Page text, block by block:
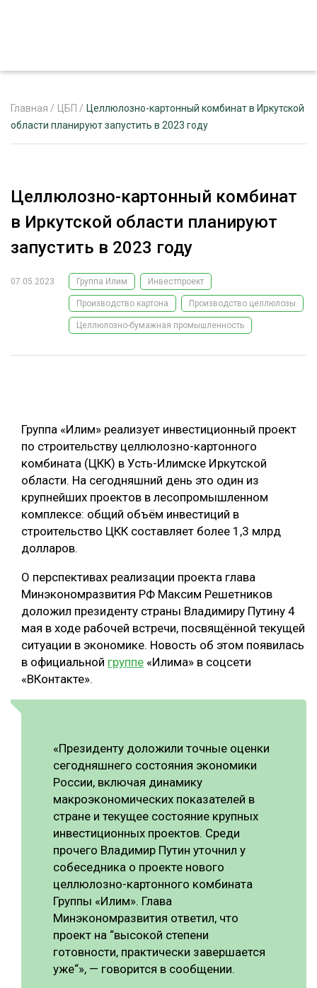
РЕКЛАМОДАТЕЛЯМ
ЛЕСНОЕ ХОЗЯЙСТВО
ЛЕСОЗАГОТОВКА
ОБРАБОТКА ДРЕВЕСИНЫ
ЛОГИСТИКА
ПРОИЗВОДСТВО ДРЕВЕСНЫХ ПЛИТ
КОМПЛЕКСНАЯ ПЕРЕРАБОТКА
ЛЕСОПИЛЕНИЕ
ДЕРЕВЯННОЕ ДОМОСТРОЕНИЕ
СОРТИРОВКА ДРЕВЕСИНЫ
СУШКА ДРЕВЕСИНЫ
МЕБЕЛЬНОЕ ПРОИЗВОДСТВО
ПОДБОРКИ СТАТЕЙ
ЭКСПЕРТНОЕ МНЕНИЕ
Главная / ЦБП / Целлюлозно-картонный комбинат в Иркутской
области планируют запустить в 2023 году
Целлюлозно-картонный комбинат
в Иркутской области планируют
запустить в 2023 году
07.05.2023 Группа Илим Инвестпроект
Производство картона Производство целлюлозы
Целлюлозно-бумажная промышленность
Группа «Илим» реализует инвестиционный проект
по строительству целлюлозно-картонного
комбината (ЦКК) в Усть-Илимске Иркутской
области. На сегодняшний день это один из
крупнейших проектов в лесопромышленном
комплексе: общий объём инвестиций в
строительство ЦКК составляет более 1,3 млрд
долларов.
О перспективах реализации проекта глава
Минэкономразвития РФ Максим Решетников
доложил президенту страны Владимиру Путину 4
мая в ходе рабочей встречи, посвящённой текущей
ситуации в экономике. Новость об этом появилась
в официальной группе «Илима» в соцсети
«ВКонтакте».
«Президенту доложили точные оценки
сегодняшнего состояния экономики
России, включая динамику
макроэкономических показателей в
стране и текущее состояние крупных
инвестиционных проектов. Среди
прочего Владимир Путин уточнил у
собеседника о проекте нового
целлюлозно-картонного комбината
Группы «Илим». Глава
Минэкономразвития ответил, что
проект на “высокой степени
готовности, практически завершается
уже“», — говорится в сообщении.